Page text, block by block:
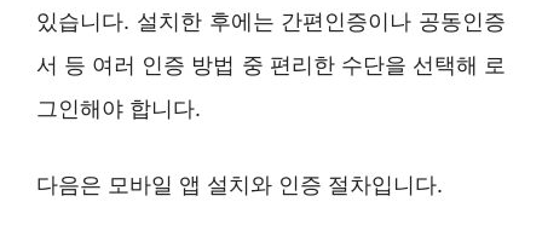
있습니다. 설치한 후에는 간편인증이나 공동인증
서 등 여러 인증 방법 중 편리한 수단을 선택해 로
그인해야 합니다.
다음은 모바일 앱 설치와 인증 절차입니다.